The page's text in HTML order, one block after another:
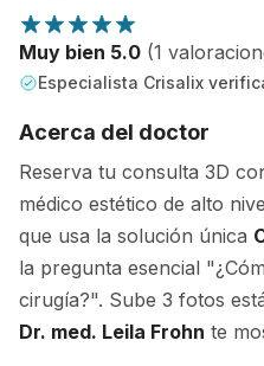
Muy bien 5.0 (1
Especialista Crisalix
Acerca del doctor
Reserva tu consulta 3D
médico estético de alto
que usa la solución única
la pregunta esencial
cirugía?". Sube 3 fotos
Dr. med. Leila Frohn te